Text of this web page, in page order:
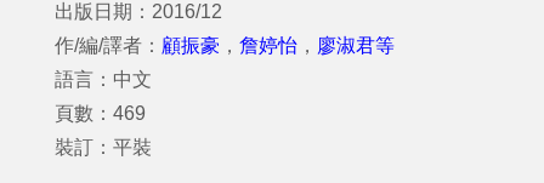
出版日期：2016/12
作/編/譯者： 顧振豪 ， 詹婷怡 ， 廖淑君等
語言：中文
頁數：469
裝訂：平裝